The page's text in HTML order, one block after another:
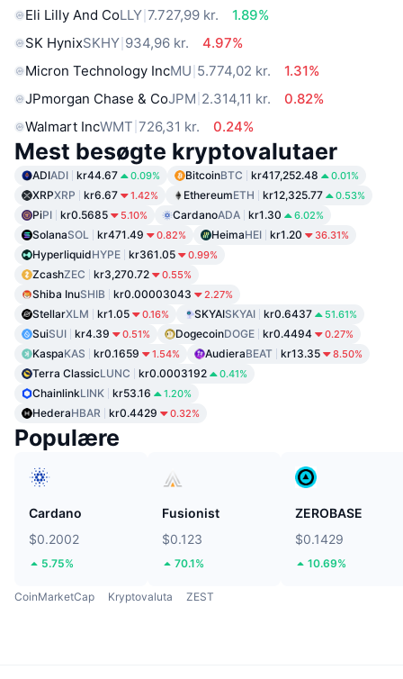
Eli Lilly And CoLLY 7.727,99 kr.
1.89%
SK HynixSKHY 934,96 kr.
4.97%
Micron Technology IncMU 5.774,02 kr.
1.31%
JPmorgan Chase & CoJPM 2.314,11 kr.
0.82%
Walmart IncWMT 726,31 kr. 0.24%
Mest besøgte kryptovalutaer
ADIADI kr44.67 0.09% BitcoinBTC kr417,252.48 0.01%
XRPXRP kr6.67 1.42% EthereumETH kr12,325.77 0.53%
PiPI kr0.5685 5.10% CardanoADA kr1.30 6.02%
SolanaSOL kr471.49 0.82% HeimaHEI kr1.20 36.31%
HyperliquidHYPE kr361.05 0.99%
ZcashZEC kr3,270.72 0.55%
Shiba InuSHIB kr0.00003043 2.27%
StellarXLM kr1.05 0.16% SKYAISKYAI kr0.6437 51.61%
SuiSUI kr4.39 0.51% DogecoinDOGE kr0.4494 0.27%
KaspaKAS kr0.1659 1.54% AudieraBEAT kr13.35 8.50%
Terra ClassicLUNC kr0.0003192 0.41%
ChainlinkLINK kr53.16 1.20%
HederaHBAR kr0.4429 0.32%
Populære
Cardano
$0.2002
5.75%
Fusionist
$0.123
70.1%
ZEROBASE
$0.1429
10.69%
CoinMarketCap Kryptovaluta ZEST